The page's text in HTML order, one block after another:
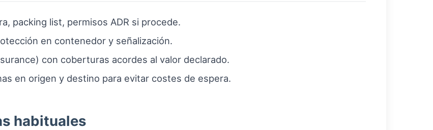
packing list, permisos ADR si procede.
en contenedor y señalización.
con coberturas acordes al valor declarado.
en origen y destino para evitar costes de espera.
habituales